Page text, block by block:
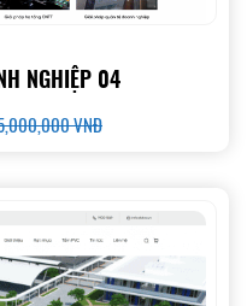
NGHIỆP 04
VNĐ